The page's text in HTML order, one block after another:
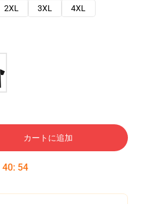
2XL 3XL
4XL
カートに追加
40: 54